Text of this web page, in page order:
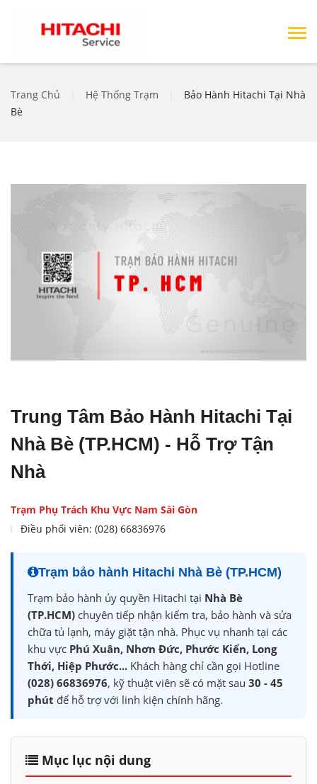
Trang Chủ Hệ Thống Trạm
Bảo Hành Hitachi Tại Nhà
Bè
Trung Tâm Bảo Hành Hitachi Tại
Nhà Bè (TP.HCM) - Hỗ Trợ Tận
Nhà
Trạm Phụ Trách Khu Vực Nam Sài Gòn
Điều phối viên: (028) 66836976
Trạm bảo hành Hitachi Nhà Bè (TP.HCM)
Trạm bảo hành ủy quyền Hitachi tại Nhà Bè
(TP.HCM) chuyên tiếp nhận kiểm tra, bảo hành và sửa
chữa tủ lạnh, máy giặt tận nhà. Phục vụ nhanh tại các
khu vực Phú Xuân, Nhơn Đức, Phước Kiển, Long
Thới, Hiệp Phước... Khách hàng chỉ cần gọi Hotline
(028) 66836976, kỹ thuật viên sẽ có mặt sau 30 - 45
phút để hỗ trợ với linh kiện chính hãng.
Mục lục nội dung